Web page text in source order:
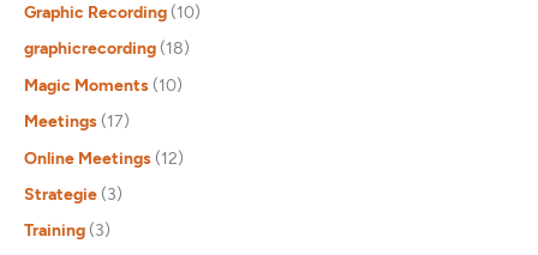
Graphic Recording (10)
graphicrecording (18)
Magic Moments (10)
Meetings (17)
Online Meetings (12)
Strategie (3)
Training (3)